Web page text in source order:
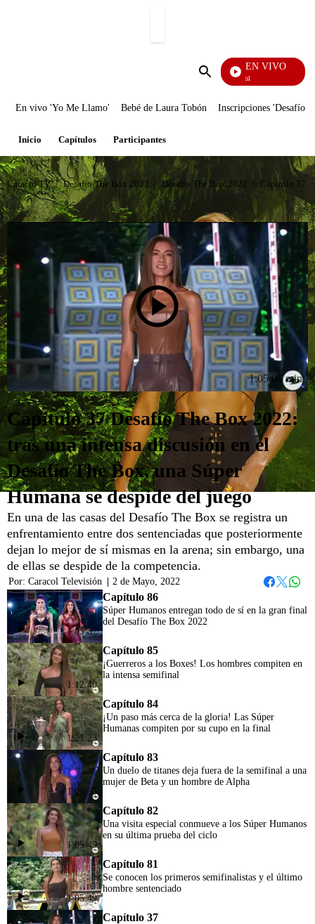
Enviar
EN VIVO
Noticias Caracol
En vivo 'Yo Me Llamo' Bebé de Laura Tobón Inscripciones 'Desafío'
Inicio Capítulos Participantes
Caracol TV / Desafío The Box 2022 / Desafío The Box 2022 / Capítulo 37
1:05:06 min
Capítulo 37 Desafío The Box 2022:
tras una intensa discusión en el
Desafío The Box, una Súper
Humana se despide del juego
En una de las casas del Desafío The Box se registra un
enfrentamiento entre dos sentenciadas que posteriormente
dejan lo mejor de sí mismas en la arena; sin embargo, una
de ellas se despide de la competencia.
Por: Caracol Televisión
2 de Mayo, 2022
1:05:32
Capítulo 86
Súper Humanos entregan todo de sí en la gran final
del Desafío The Box 2022
1:12:40
Capítulo 85
¡Guerreros a los Boxes! Los hombres compiten en
la intensa semifinal
1:21:23
Capítulo 84
¡Un paso más cerca de la gloria! Las Súper
Humanas compiten por su cupo en la final
1:05:55
Capítulo 83
Un duelo de titanes deja fuera de la semifinal a una
mujer de Beta y un hombre de Alpha
1:05:49
Capítulo 82
Una visita especial conmueve a los Súper Humanos
en su última prueba del ciclo
1:05:49
Capítulo 81
Se conocen los primeros semifinalistas y el último
hombre sentenciado
Capítulo 37